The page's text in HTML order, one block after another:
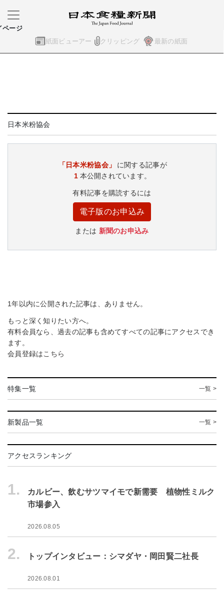
紙面ビューアー クリッピング 最新の紙面
ページ
日本米粉協会
「日本米粉協会」
に関する記事が
1 本公開されています。
有料記事を購読するには
電子版のお申込み
または 新聞のお申込み
1年以内に公開された記事は、ありません。
もっと深く知りたい方へ。
有料会員なら、過去の記事も含めてすべての記事にアクセスでき
ます。
会員登録はこちら
特集一覧 一覧 >
新製品一覧 一覧 >
アクセスランキング
1.
カルビー、飲むサツマイモで新需要 植物性ミルク
市場参入
2026.08.05
2. トップインタビュー：シマダヤ・岡田賢二社長
2026.08.01